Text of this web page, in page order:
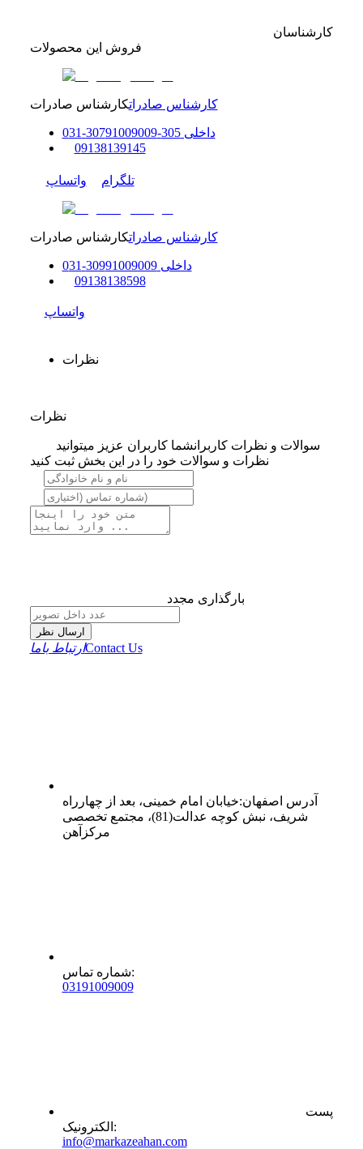
کارشناسان
فروش این محصولات
کارشناس صادراتکارشناس صادرات
داخلی305-307
91009009
-
031
09138139145
تلگرام واتساپ
کارشناس صادراتکارشناس صادرات
داخلی 30991009009
-
031
09138138598
واتساپ
نظرات
نظرات
سوالات و نظرات کاربرانشما کاربران عزیز میتوانید
نظرات و سوالات خود را در این بخش ثبت کنید
بارگذاری مجدد
ارسال نظر
ارتباط باماContact Us
آدرس اصفهان:خیابان امام خمینی، بعد از چهارراه
شریف، نبش کوچه عدالت(81)، مجتمع تخصصی
مرکزآهن
شماره تماس:
03191009009
پست
الکترونیک :
info@markazeahan.com